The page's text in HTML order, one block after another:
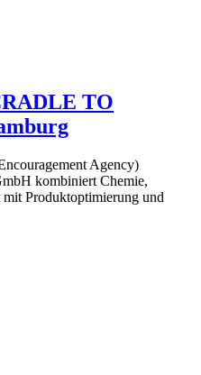
TO
Agency)
kombiniert Chemie,
Produktoptimierung und